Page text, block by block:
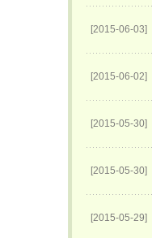
[2015-06-03]
[2015-06-02]
[2015-05-30]
[2015-05-30]
[2015-05-29]